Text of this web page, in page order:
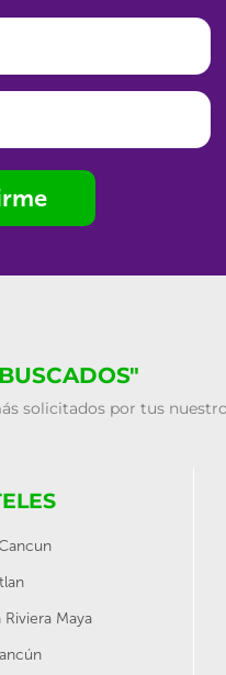
solicitados por tus
Maya